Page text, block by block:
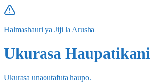
Halmashauri ya Jiji la Arusha
Ukurasa Haupatikani
Ukurasa unaoutafuta haupo.